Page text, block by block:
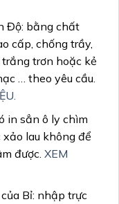
Độ: bằng chất
cấp, chống trầy,
trắng trơn hoặc kẻ
… theo yêu cầu.
in sẳn ô ly chìm
xảo lau không để
được. XEM
Bỉ: nhập trực